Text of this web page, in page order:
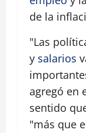
de la
"Las
y salarios
agregó en
sentido
"más que